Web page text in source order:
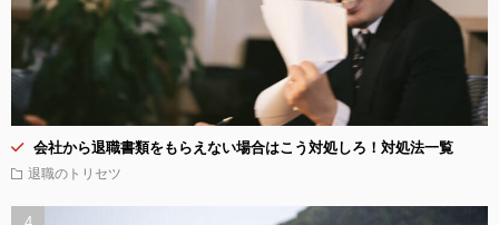
会社から退職書類をもらえない場合はこう対処しろ！対処法一覧
退職のトリセツ